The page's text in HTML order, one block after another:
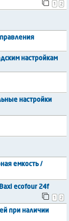
1
2
настройкам
настройки
емкость /
ecofour 24f
1
2
при наличии